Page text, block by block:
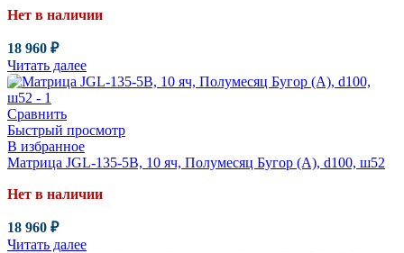
Нет в наличии
18 960 ₽
Читать далее
Сравнить
Быстрый просмотр
В избранное
Матрица JGL-135-5B, 10 яч, Полумесяц Бугор (А), d100, ш52
Нет в наличии
18 960 ₽
Читать далее